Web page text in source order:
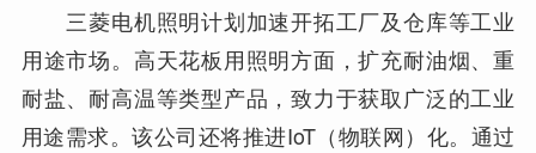
三菱电机照明计划加速开拓工厂及仓库等工业
用途市场。高天花板用照明方面，扩充耐油烟、重
耐盐、耐高温等类型产品，致力于获取广泛的工业
用途需求。该公司还将推进IoT（物联网）化。通过